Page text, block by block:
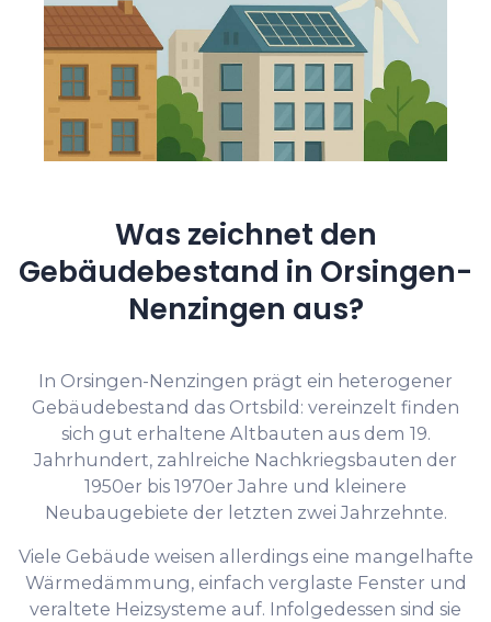
Was zeichnet den
Gebäudebestand in Orsingen-
Nenzingen aus?
In Orsingen-Nenzingen prägt ein heterogener
Gebäudebestand das Ortsbild: vereinzelt finden
sich gut erhaltene Altbauten aus dem 19.
Jahrhundert, zahlreiche Nachkriegsbauten der
1950er bis 1970er Jahre und kleinere
Neubaugebiete der letzten zwei Jahrzehnte.
Viele Gebäude weisen allerdings eine mangelhafte
Wärmedämmung, einfach verglaste Fenster und
veraltete Heizsysteme auf. Infolgedessen sind sie